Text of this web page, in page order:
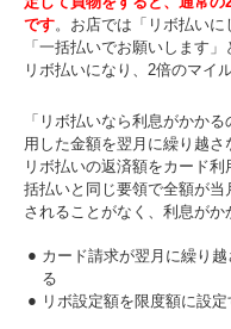
です。お店では「リボ払いに
「一括払いでお願いします
リボ払いになり、2倍のマイ
「リボ払いなら利息がかか
用した金額を翌月に繰り越さ
リボ払いの返済額をカード
括払いと同じ要領で全額が
されることがなく、利息がか
カード請求が翌月に繰り
る
リボ設定額を限度額に設